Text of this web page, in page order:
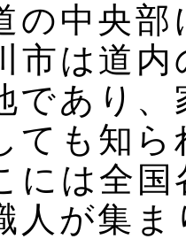
中央部
市は道内
であり、
ても知ら
には全国
人が集ま